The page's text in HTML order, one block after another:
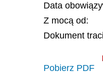
Data
Z mocą od:
Dokument
Pobierz PDF